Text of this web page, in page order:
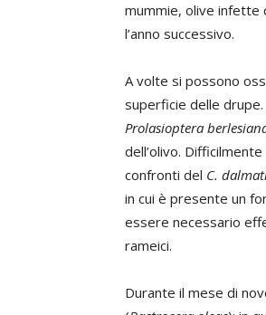
mummie, olive infette
l’anno successivo.
A volte si possono
superficie delle
Prolasioptera
dell’olivo.
confronti del C.
in cui è presente un
essere necessario
rameici.
Durante il mese di